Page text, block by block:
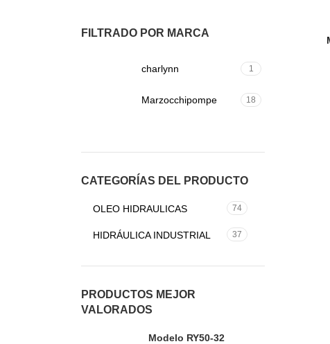
FILTRADO POR MARCA
charlynn 1
Marzocchipompe 18
CATEGORÍAS DEL PRODUCTO
OLEO HIDRAULICAS 74
HIDRÁULICA INDUSTRIAL 37
PRODUCTOS MEJOR
VALORADOS
Modelo RY50-32